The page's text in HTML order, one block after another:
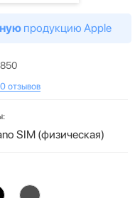
продукцию Apple
0 отзывов
SIM (физическая)